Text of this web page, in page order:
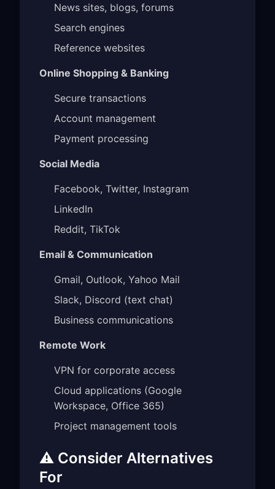
News sites, blogs, forums
Search engines
Reference websites
Online Shopping & Banking
Secure transactions
Account management
Payment processing
Social Media
Facebook, Twitter, Instagram
LinkedIn
Reddit, TikTok
Email & Communication
Gmail, Outlook, Yahoo Mail
Slack, Discord (text chat)
Business communications
Remote Work
VPN for corporate access
Cloud applications (Google
Workspace, Office 365)
Project management tools
⚠️ Consider Alternatives
For